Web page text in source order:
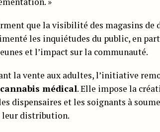
que la visibilité des magasins de
les inquiétudes du public, en
et l’impact sur la communauté.
la vente aux adultes, l’initiative
médical. Elle impose la
dispensaires et les soignants à
leur distribution.